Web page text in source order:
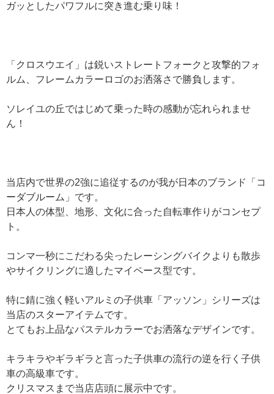
ガッとしたパワフルに突き進む乗り味！
「クロスウエイ」は鋭いストレートフォークと攻撃的フォ
ルム、フレームカラーロゴのお洒落さで勝負します。
ソレイユの丘ではじめて乗った時の感動が忘れられませ
ん！
当店内で世界の2強に追従するのが我が日本のブランド「コ
ーダブルーム」です。
日本人の体型、地形、文化に合った自転車作りがコンセプ
ト。
コンマ一秒にこだわる尖ったレーシングバイクよりも散歩
やサイクリングに適したマイペース型です。
特に錆に強く軽いアルミの子供車「アッソン」シリーズは
当店のスターアイテムです。
とてもお上品なパステルカラーでお洒落なデザインです。
キラキラやギラギラと言った子供車の流行の逆を行く子供
車の高級車です。
クリスマスまで当店店頭に展示中です。